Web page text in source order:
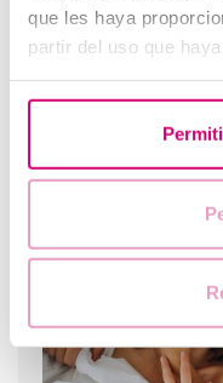
que les haya
partir del uso que
Quines opcions hi ha
40 anys?